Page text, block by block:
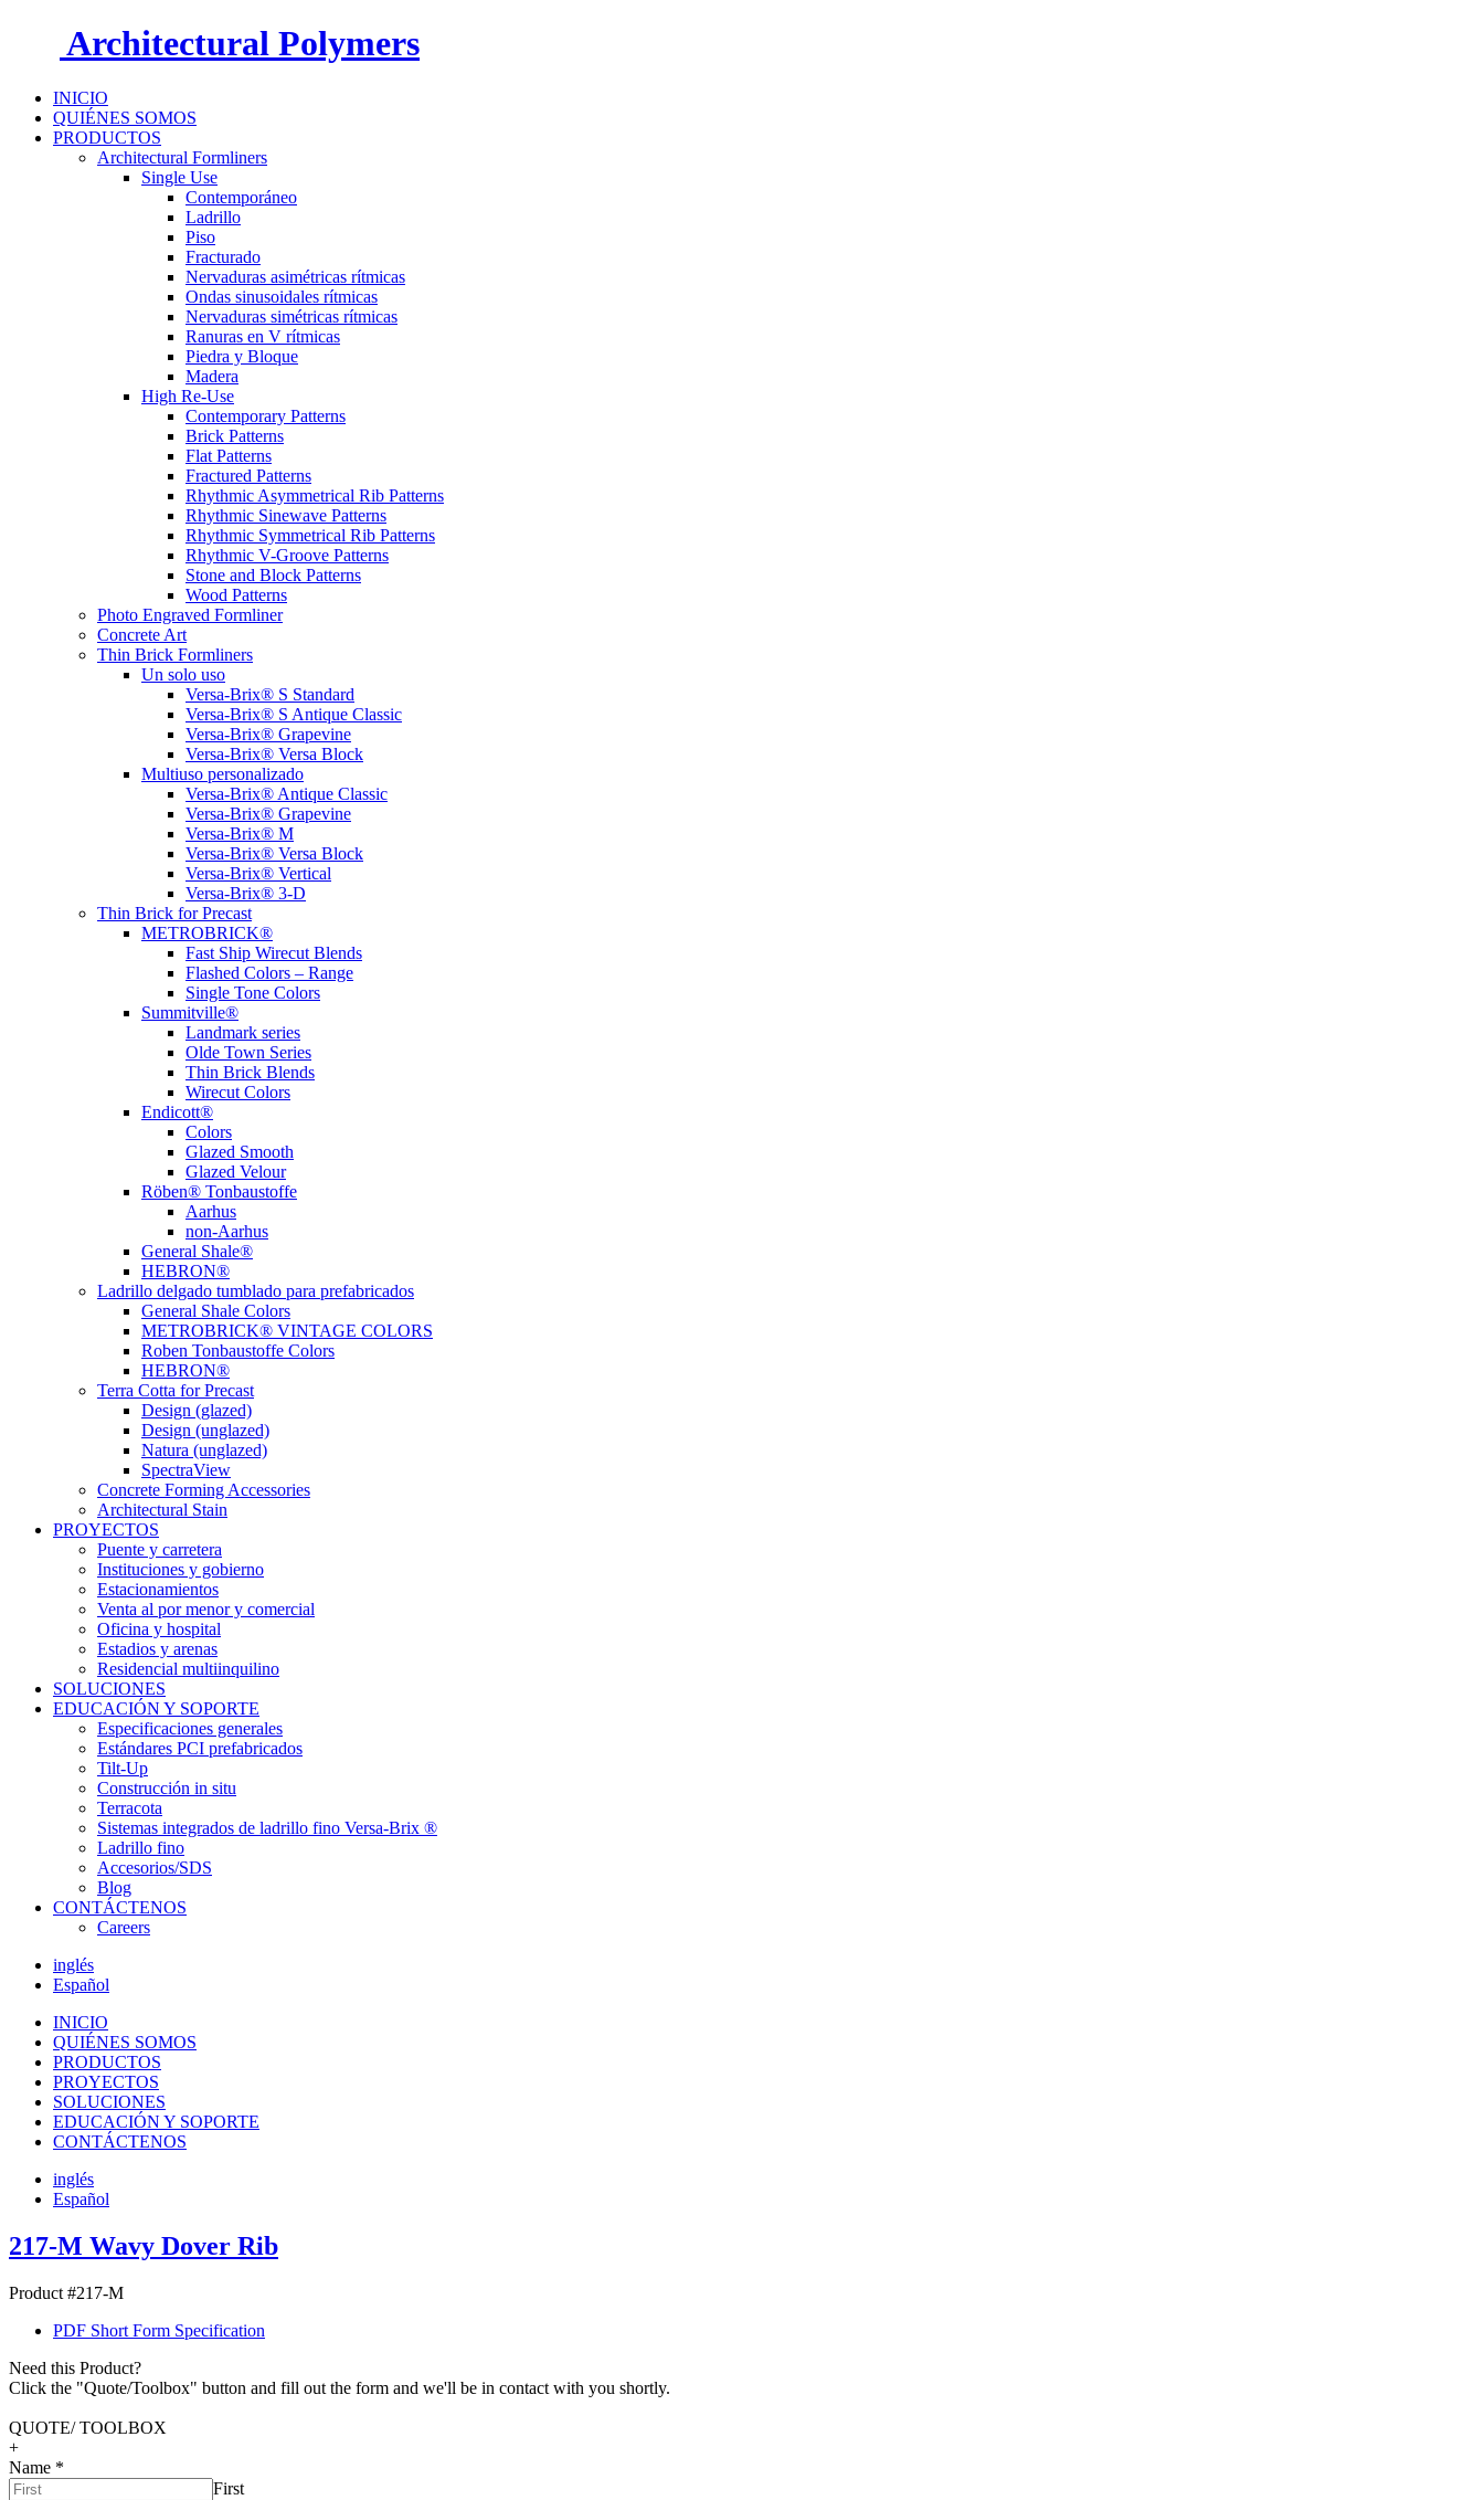
Architectural Polymers
INICIO
QUIÉNES SOMOS
PRODUCTOS
Architectural Formliners
Single Use
Contemporáneo
Ladrillo
Piso
Fracturado
Nervaduras asimétricas rítmicas
Ondas sinusoidales rítmicas
Nervaduras simétricas rítmicas
Ranuras en V rítmicas
Piedra y Bloque
Madera
High Re-Use
Contemporary Patterns
Brick Patterns
Flat Patterns
Fractured Patterns
Rhythmic Asymmetrical Rib Patterns
Rhythmic Sinewave Patterns
Rhythmic Symmetrical Rib Patterns
Rhythmic V-Groove Patterns
Stone and Block Patterns
Wood Patterns
Photo Engraved Formliner
Concrete Art
Thin Brick Formliners
Un solo uso
Versa-Brix® S Standard
Versa-Brix® S Antique Classic
Versa-Brix® Grapevine
Versa-Brix® Versa Block
Multiuso personalizado
Versa-Brix® Antique Classic
Versa-Brix® Grapevine
Versa-Brix® M
Versa-Brix® Versa Block
Versa-Brix® Vertical
Versa-Brix® 3-D
Thin Brick for Precast
METROBRICK®
Fast Ship Wirecut Blends
Flashed Colors – Range
Single Tone Colors
Summitville®
Landmark series
Olde Town Series
Thin Brick Blends
Wirecut Colors
Endicott®
Colors
Glazed Smooth
Glazed Velour
Röben® Tonbaustoffe
Aarhus
non-Aarhus
General Shale®
HEBRON®
Ladrillo delgado tumblado para prefabricados
General Shale Colors
METROBRICK® VINTAGE COLORS
Roben Tonbaustoffe Colors
HEBRON®
Terra Cotta for Precast
Design (glazed)
Design (unglazed)
Natura (unglazed)
SpectraView
Concrete Forming Accessories
Architectural Stain
PROYECTOS
Puente y carretera
Instituciones y gobierno
Estacionamientos
Venta al por menor y comercial
Oficina y hospital
Estadios y arenas
Residencial multiinquilino
SOLUCIONES
EDUCACIÓN Y SOPORTE
Especificaciones generales
Estándares PCI prefabricados
Tilt-Up
Construcción in situ
Terracota
Sistemas integrados de ladrillo fino Versa-Brix ®
Ladrillo fino
Accesorios/SDS
Blog
CONTÁCTENOS
Careers
inglés
Español
INICIO
QUIÉNES SOMOS
PRODUCTOS
PROYECTOS
SOLUCIONES
EDUCACIÓN Y SOPORTE
CONTÁCTENOS
inglés
Español
217-M Wavy Dover Rib
Product #217-M
PDF Short Form Specification
Need this Product?
Click the "Quote/Toolbox" button and fill out the form and we'll be in contact with you shortly.
QUOTE/ TOOLBOX
+
Name *
First